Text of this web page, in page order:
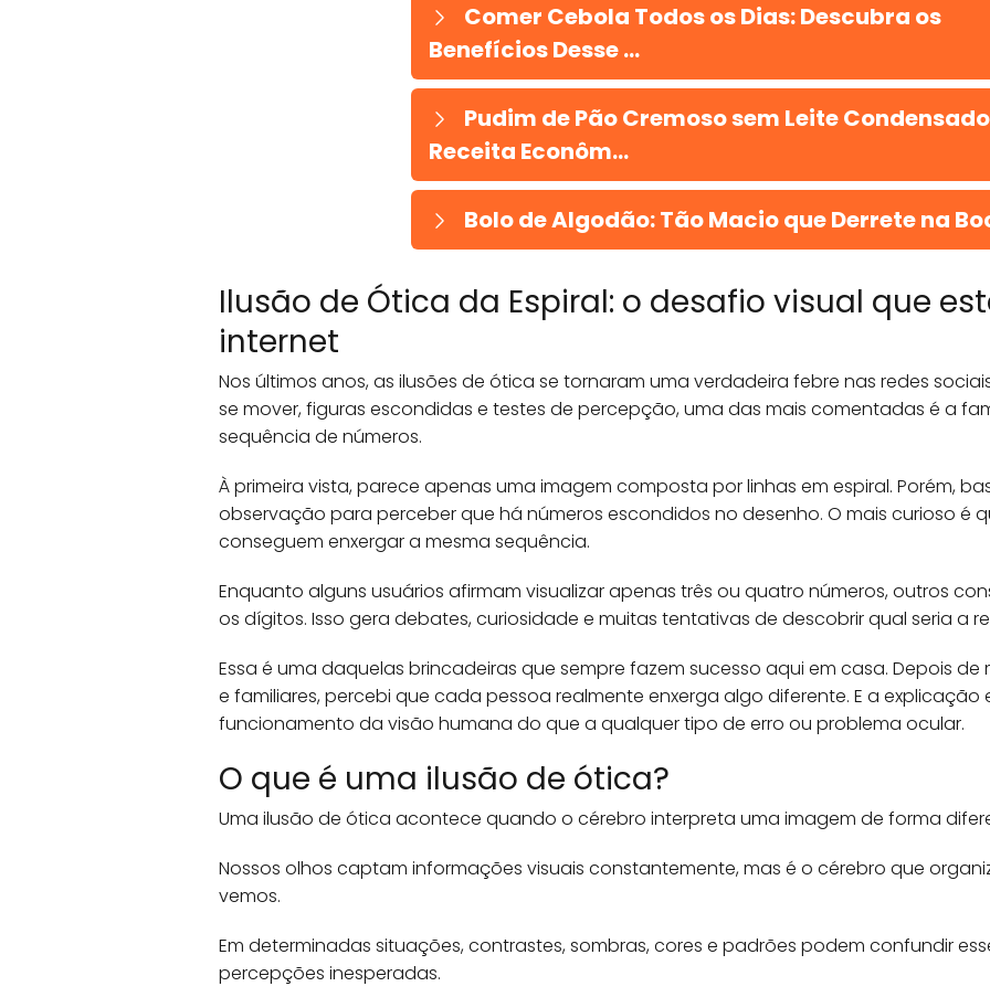
Comer Cebola Todos os Dias: Descubra os
Benefícios Desse ...
Pudim de Pão Cremoso sem Leite
Receita Econôm...
Bolo de Algodão: Tão Macio que Derrete na
Ilusão de Ótica da Espiral: o desafio visual que
internet
Nos últimos anos, as ilusões de ótica se tornaram uma verdadeira febre nas redes
se mover, figuras escondidas e testes de percepção, uma das mais comentadas é a
sequência de números.
À primeira vista, parece apenas uma imagem composta por linhas em espiral. Porém,
observação para perceber que há números escondidos no desenho. O mais curioso é
conseguem enxergar a mesma sequência.
Enquanto alguns usuários afirmam visualizar apenas três ou quatro números, outros
os dígitos. Isso gera debates, curiosidade e muitas tentativas de descobrir qual seria a
Essa é uma daquelas brincadeiras que sempre fazem sucesso aqui em casa. Depois
e familiares, percebi que cada pessoa realmente enxerga algo diferente. E a
funcionamento da visão humana do que a qualquer tipo de erro ou problema ocular.
O que é uma ilusão de ótica?
Uma ilusão de ótica acontece quando o cérebro interpreta uma imagem de forma
Nossos olhos captam informações visuais constantemente, mas é o cérebro que
vemos.
Em determinadas situações, contrastes, sombras, cores e padrões podem confundir
percepções inesperadas.